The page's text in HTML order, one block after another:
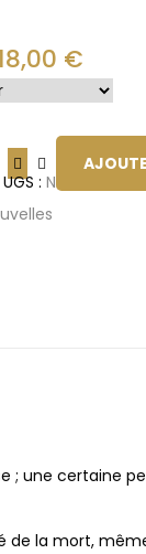
€
UGS : ND
; une certaine
la mort,